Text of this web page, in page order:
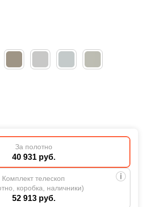
За полотно
40 931 руб.
Комплект телескоп
коробка, наличники)
52 913 руб.